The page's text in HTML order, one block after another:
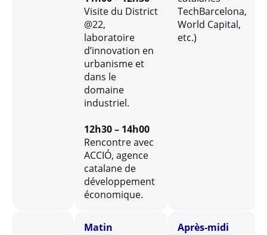
Visite du District
@22,
laboratoire
d’innovation en
urbanisme et
dans le
domaine
industriel.
12h30 – 14h00
Rencontre avec
ACCIÓ, agence
catalane de
développement
économique.
TechBarcelona,
World Capital,
etc.)
Matin Après-midi